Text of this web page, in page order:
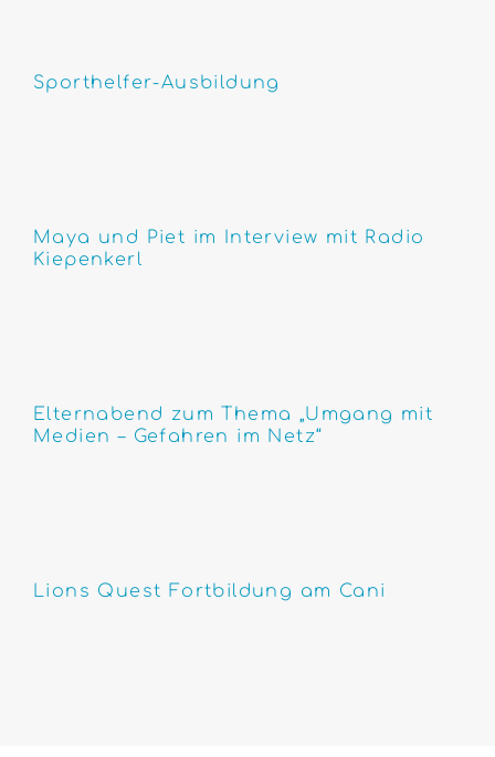
Sporthelfer-Ausbildung
Maya und Piet im Interview mit Radio
Kiepenkerl
Elternabend zum Thema „Umgang mit
Medien – Gefahren im Netz“
Lions Quest Fortbildung am Cani